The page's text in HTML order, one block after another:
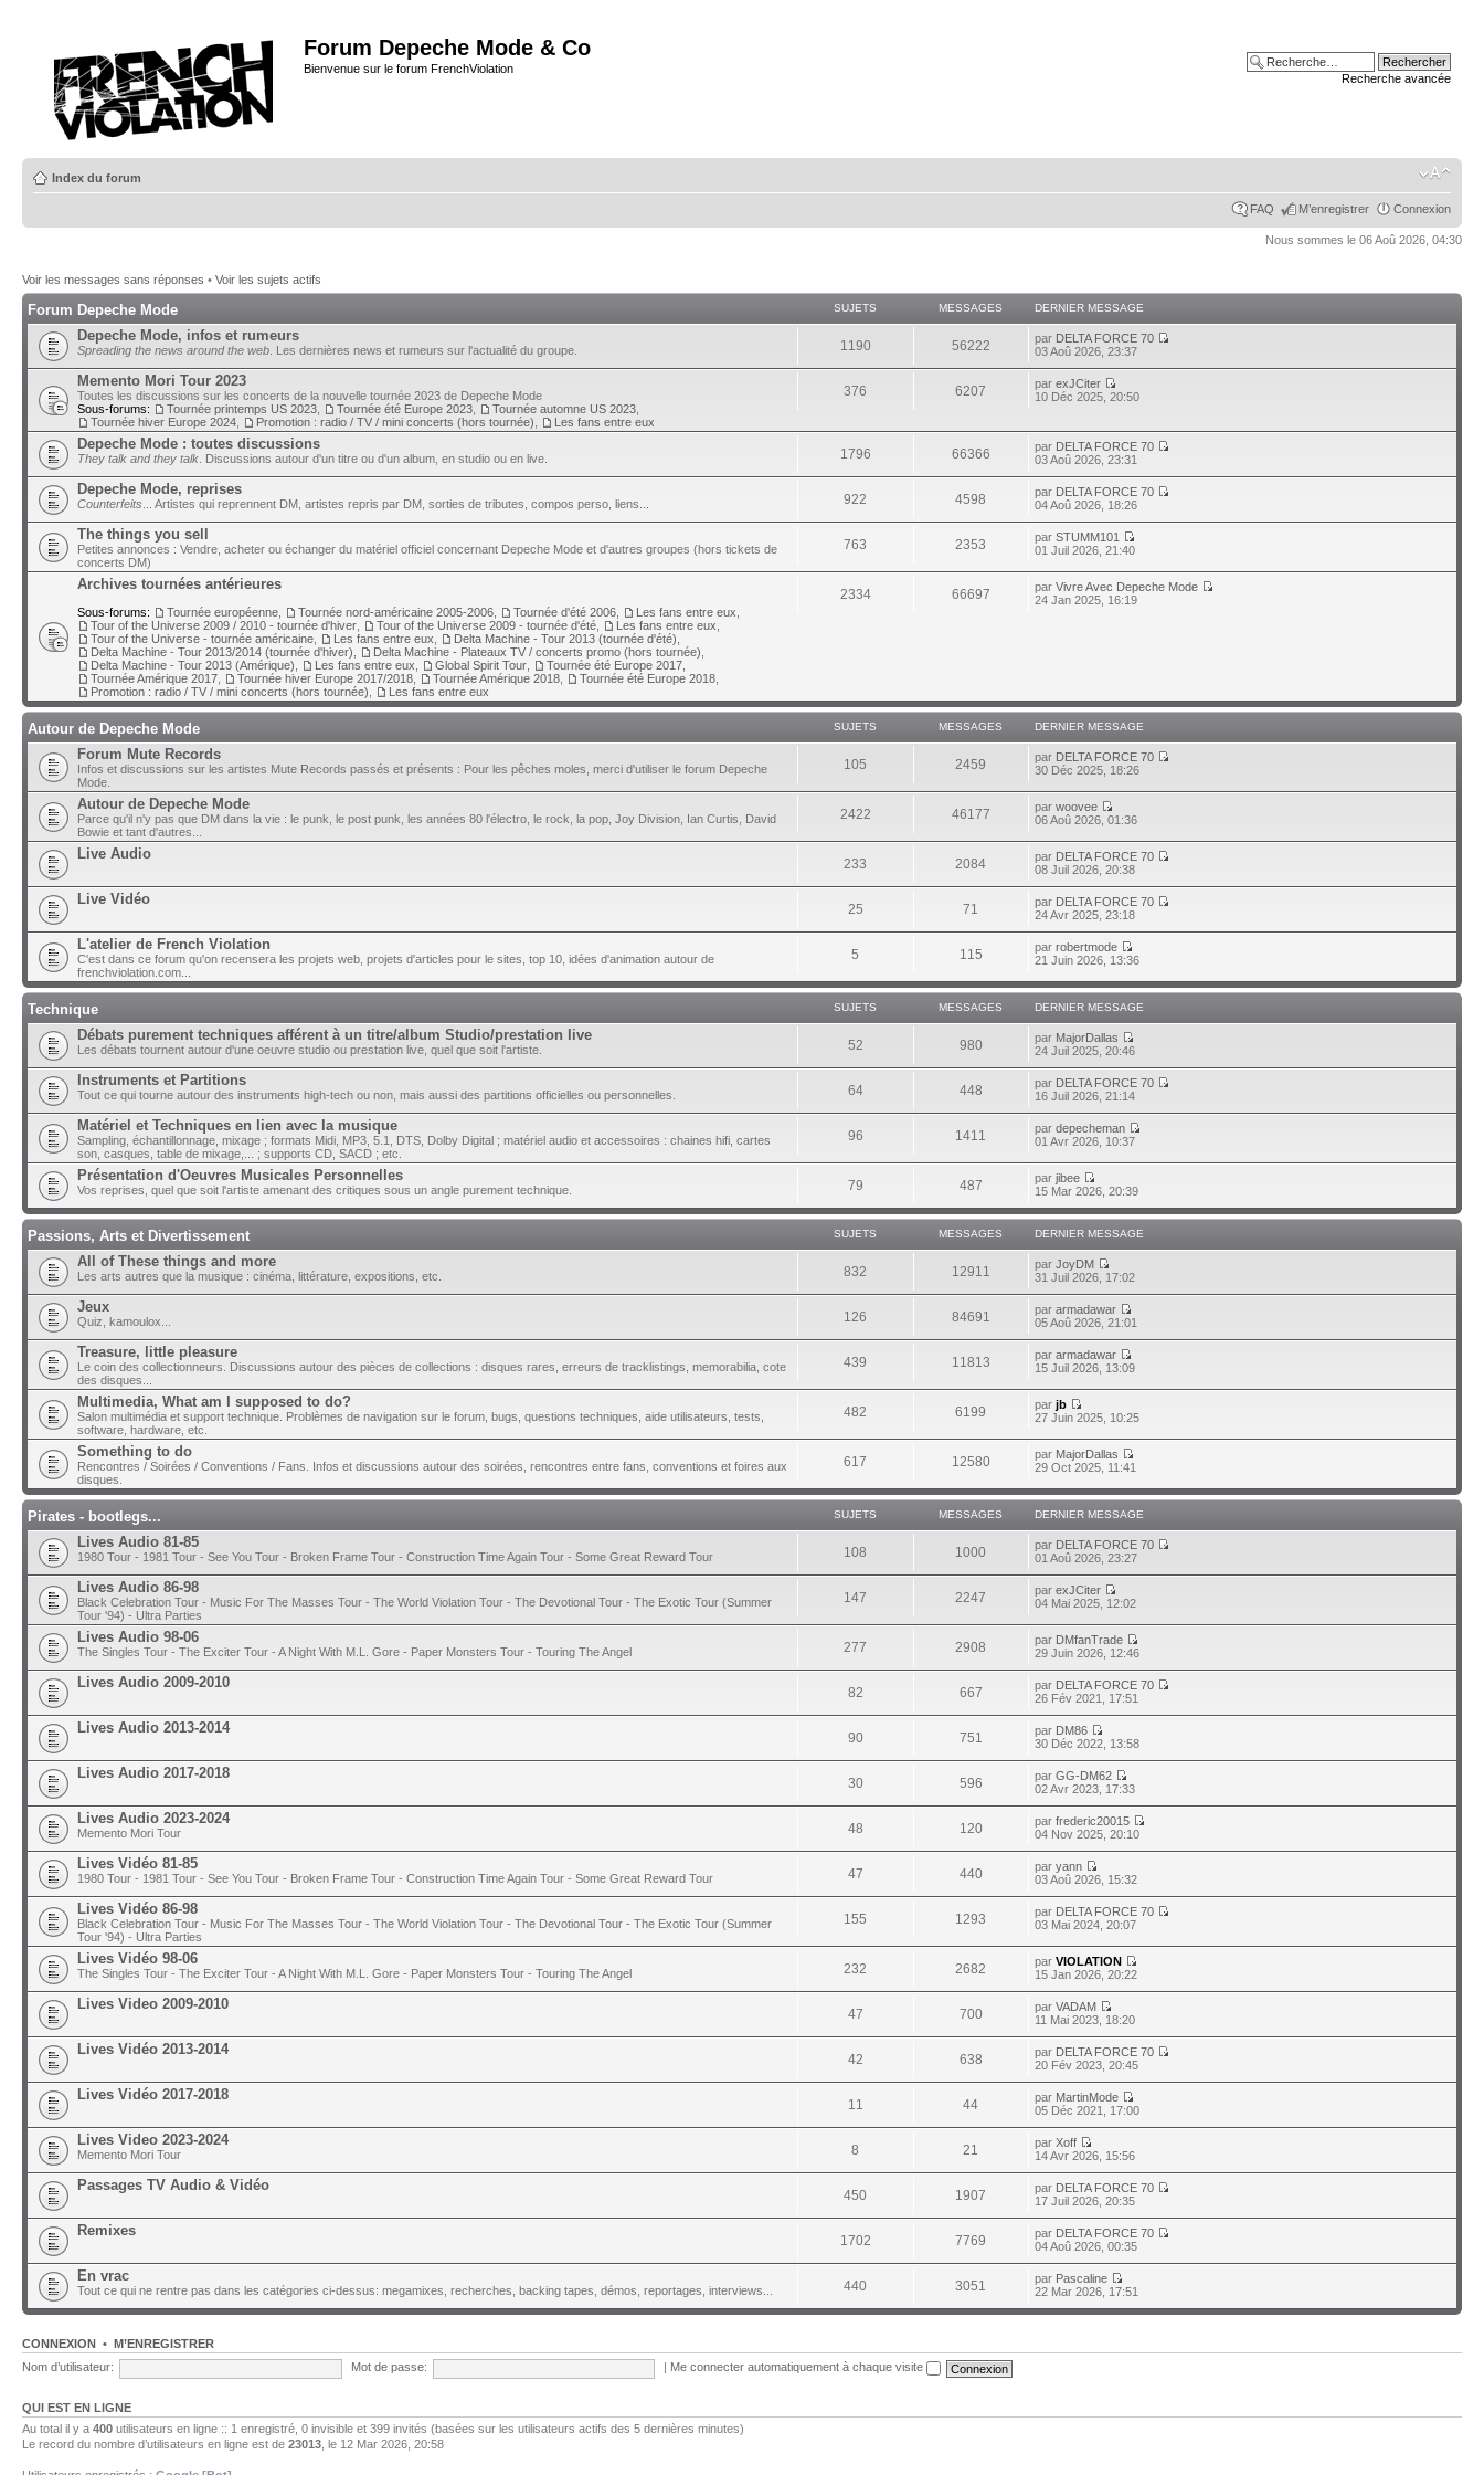
Forum Depeche Mode & Co
Bienvenue sur le forum FrenchViolation
Recherche avancée
Index du forum
FAQ M’enregistrer Connexion
Nous sommes le 06 Aoû 2026, 04:30
Voir les messages sans réponses • Voir les sujets actifs
Forum Depeche Mode SUJETS MESSAGES DERNIER MESSAGE
Depeche Mode, infos et rumeurs
Spreading the news around the web . Les dernières news et rumeurs sur l'actualité du groupe. 1190 56222 par DELTA FORCE 70
03 Aoû 2026, 23:37
Memento Mori Tour 2023
Toutes les discussions sur les concerts de la nouvelle tournée 2023 de Depeche Mode
Sous-forums:
Tournée printemps US 2023 Tournée été Europe 2023 Tournée automne US 2023
Tournée hiver Europe 2024
Promotion : radio / TV / mini concerts (hors tournée) Les fans entre eux
376 6207 parexJCiter
10 Déc 2025, 20:50
Depeche Mode : toutes discussions
They talk and they talk . Discussions autour d'un titre ou d'un album, en studio ou en live. 1796 66366 par DELTA FORCE 70
03 Aoû 2026, 23:31
Depeche Mode, reprises
Counterfeits ... Artistes qui reprennent DM, artistes repris par DM, sorties de tributes, compos perso, liens... 922 4598 par DELTA FORCE 70
04 Aoû 2026, 18:26
The things you sell
Petites annonces : Vendre, acheter ou échanger du matériel officiel concernant Depeche Mode et d'autres groupes (hors tickets de
concerts DM)
763 2353 parSTUMM101
01 Juil 2026, 21:40
Archives tournées antérieures
Sous-forums: Tournée européenne Tournée nord-américaine 2005-2006 Tournée d'été 2006 Les fans entre eux
Tour of the Universe 2009 / 2010 - tournée d'hiver
Tour of the Universe 2009 - tournée d'été Les fans entre eux
Tour of the Universe - tournée américaine
Les fans entre eux Delta Machine - Tour 2013 (tournée d'été)
Delta Machine - Tour 2013/2014 (tournée d'hiver)
Delta Machine - Plateaux TV / concerts promo (hors tournée)
Delta Machine - Tour 2013 (Amérique)
Les fans entre eux Global Spirit Tour Tournée été Europe 2017
Tournée Amérique 2017
Tournée hiver Europe 2017/2018 Tournée Amérique 2018 Tournée été Europe 2018
Promotion : radio / TV / mini concerts (hors tournée)
Les fans entre eux
2334 66697 parVivre Avec Depeche Mode
24 Jan 2025, 16:19
Autour de Depeche Mode SUJETS MESSAGES DERNIER MESSAGE
Forum Mute Records
Infos et discussions sur les artistes Mute Records passés et présents : Pour les pêches moles, merci d'utiliser le forum Depeche
Mode.
105 2459 par DELTA FORCE 70
30 Déc 2025, 18:26
Autour de Depeche Mode
Parce qu'il n'y pas que DM dans la vie : le punk, le post punk, les années 80 l'électro, le rock, la pop, Joy Division, Ian Curtis, David
Bowie et tant d'autres...
2422 46177 parwoovee
06 Aoû 2026, 01:36
Live Audio
233 2084 par DELTA FORCE 70
08 Juil 2026, 20:38
Live Vidéo
25 71 par DELTA FORCE 70
24 Avr 2025, 23:18
L'atelier de French Violation
C'est dans ce forum qu'on recensera les projets web, projets d'articles pour le sites, top 10, idées d'animation autour de
frenchviolation.com...
5 115 parrobertmode
21 Juin 2026, 13:36
Technique SUJETS MESSAGES DERNIER MESSAGE
Débats purement techniques afférent à un titre/album Studio/prestation live
Les débats tournent autour d'une oeuvre studio ou prestation live, quel que soit l'artiste. 52 980 par MajorDallas
24 Juil 2025, 20:46
Instruments et Partitions
Tout ce qui tourne autour des instruments high-tech ou non, mais aussi des partitions officielles ou personnelles. 64 448 par DELTA FORCE 70
16 Juil 2026, 21:14
Matériel et Techniques en lien avec la musique
Sampling, échantillonnage, mixage ; formats Midi, MP3, 5.1, DTS, Dolby Digital ; matériel audio et accessoires : chaines hifi, cartes
son, casques, table de mixage,... ; supports CD, SACD ; etc.
96 1411 pardepecheman
01 Avr 2026, 10:37
Présentation d'Oeuvres Musicales Personnelles
Vos reprises, quel que soit l'artiste amenant des critiques sous un angle purement technique. 79 487 parjibee
15 Mar 2026, 20:39
Passions, Arts et Divertissement SUJETS MESSAGES DERNIER MESSAGE
All of These things and more
Les arts autres que la musique : cinéma, littérature, expositions, etc. 832 12911 parJoyDM
31 Juil 2026, 17:02
Jeux
Quiz, kamoulox... 126 84691 pararmadawar
05 Aoû 2026, 21:01
Treasure, little pleasure
Le coin des collectionneurs. Discussions autour des pièces de collections : disques rares, erreurs de tracklistings, memorabilia, cote
des disques...
439 11813 pararmadawar
15 Juil 2026, 13:09
Multimedia, What am I supposed to do?
Salon multimédia et support technique. Problèmes de navigation sur le forum, bugs, questions techniques, aide utilisateurs, tests,
software, hardware, etc.
482 6199 parjb
27 Juin 2025, 10:25
Something to do
Rencontres / Soirées / Conventions / Fans. Infos et discussions autour des soirées, rencontres entre fans, conventions et foires aux
disques.
617 12580 par MajorDallas
29 Oct 2025, 11:41
Pirates - bootlegs... SUJETS MESSAGES DERNIER MESSAGE
Lives Audio 81-85
1980 Tour - 1981 Tour - See You Tour - Broken Frame Tour - Construction Time Again Tour - Some Great Reward Tour 108 1000 par DELTA FORCE 70
01 Aoû 2026, 23:27
Lives Audio 86-98
Black Celebration Tour - Music For The Masses Tour - The World Violation Tour - The Devotional Tour - The Exotic Tour (Summer
Tour '94) - Ultra Parties
147 2247 parexJCiter
04 Mai 2025, 12:02
Lives Audio 98-06
The Singles Tour - The Exciter Tour - A Night With M.L. Gore - Paper Monsters Tour - Touring The Angel 277 2908 par DMfanTrade
29 Juin 2026, 12:46
Lives Audio 2009-2010
82 667 par DELTA FORCE 70
26 Fév 2021, 17:51
Lives Audio 2013-2014
90 751 par DM86
30 Déc 2022, 13:58
Lives Audio 2017-2018
30 596 parGG-DM62
02 Avr 2023, 17:33
Lives Audio 2023-2024
Memento Mori Tour 48 120 parfrederic20015
04 Nov 2025, 20:10
Lives Vidéo 81-85
1980 Tour - 1981 Tour - See You Tour - Broken Frame Tour - Construction Time Again Tour - Some Great Reward Tour 47 440 paryann
03 Aoû 2026, 15:32
Lives Vidéo 86-98
Black Celebration Tour - Music For The Masses Tour - The World Violation Tour - The Devotional Tour - The Exotic Tour (Summer
Tour '94) - Ultra Parties
155 1293 par DELTA FORCE 70
03 Mai 2024, 20:07
Lives Vidéo 98-06
The Singles Tour - The Exciter Tour - A Night With M.L. Gore - Paper Monsters Tour - Touring The Angel 232 2682 parVIOLATION
15 Jan 2026, 20:22
Lives Video 2009-2010
47 700 parVADAM
11 Mai 2023, 18:20
Lives Vidéo 2013-2014
42 638 par DELTA FORCE 70
20 Fév 2023, 20:45
Lives Vidéo 2017-2018
11 44 par MartinMode
05 Déc 2021, 17:00
Lives Video 2023-2024
Memento Mori Tour 8 21 parXoff
14 Avr 2026, 15:56
Passages TV Audio & Vidéo
450 1907 par DELTA FORCE 70
17 Juil 2026, 20:35
Remixes
1702 7769 par DELTA FORCE 70
04 Aoû 2026, 00:35
En vrac
Tout ce qui ne rentre pas dans les catégories ci-dessus: megamixes, recherches, backing tapes, démos, reportages, interviews... 440 3051 par Pascaline
22 Mar 2026, 17:51
CONNEXION • M’ENREGISTRER
Nom d’utilisateur:
Mot de passe: Me connecter automatiquement à chaque visite
QUI EST EN LIGNE
Au total il y a 400 utilisateurs en ligne :: 1 enregistré, 0 invisible et 399 invités (basées sur les utilisateurs actifs des 5 dernières minutes)
Le record du nombre d’utilisateurs en ligne est de 23013 , le 12 Mar 2026, 20:58